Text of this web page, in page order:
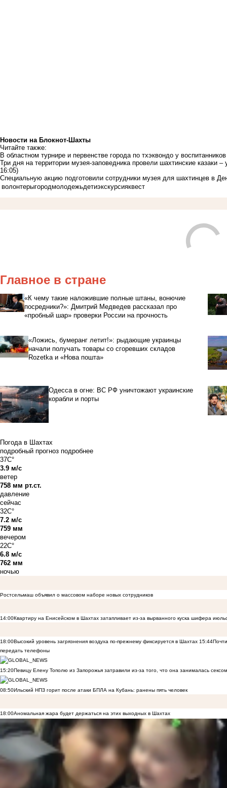
Новости на Блoкнoт-Шахты
Читайте также:
В областном турнире и первенстве города по тхэквондо у
Три дня на территории музея-заповедника провели шахтинские казаки
16:05)
Специальную акцию подготовили сотрудники музея для шахтинцев в
волонтерыгородмолодежьдетиэкскурсияквест
Главное в стране
«К чему такие наложившие полные штаны, вонючие
посредники?»: Дмитрий Медведев рассказал про
«пробный шар» проверки России на прочность
«Ложись, бумеранг летит!»: рыдающие украинцы
начали получать товары со сгоревших складов
Rozetka и «Нова пошта»
Одесса в огне: ВС РФ уничтожают украинские
корабли и порты
Погода в Шахтах
подробный прогноз подробнее
37C°
3.9 м/с
ветер
758 мм рт.ст.
давление
сейчас
32C°
7.2 м/с
759 мм
вечером
22C°
6.8 м/с
762 мм
ночью
Ростсельмаш объявил о массовом наборе новых сотрудников
14:00Квартиру на Енисейском в Шахтах затапливает из-за вырванного куска шифера
18:00Высокий уровень загрязнения воздуха по-прежнему фиксируется в Шахтах 15:44
передать телефоны
15:20Певицу Елену Тополю из Запорожья затравили из-за того, что она занималась
08:50Ильский НПЗ горит после атаки БПЛА на Кубань: ранены пять человек
18:00Аномальная жара будет держаться на этих выходных в Шахтах